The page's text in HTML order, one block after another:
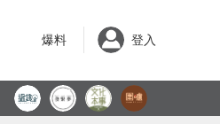
爆料 登入